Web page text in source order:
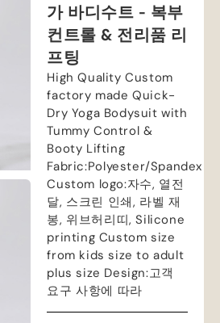
가 바디수트 - 복부
컨트롤 & 전리품 리
프팅
High Quality Custom
factory made Quick-
Dry Yoga Bodysuit with
Tummy Control &
Booty Lifting
Fabric:Polyester/Spandex
Custom logo:자수, 열전
달, 스크린 인쇄, 라벨 재
봉, 위브허리띠,Silicone
printing Custom size
from kids size to adult
plus size Design:고객
요구 사항에 따라